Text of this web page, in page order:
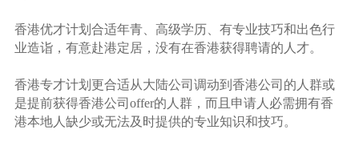
香港优才计划合适年青、高级学历、有专业技巧和出色行
业造诣，有意赴港定居，没有在香港获得聘请的人才。
香港专才计划更合适从大陆公司调动到香港公司的人群或
是提前获得香港公司offer的人群，而且申请人必需拥有香
港本地人缺少或无法及时提供的专业知识和技巧。